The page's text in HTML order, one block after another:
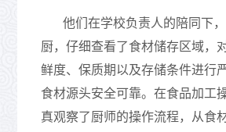
他们在学校负责人的陪同下，
厨，仔细查看了食材储存区域，
鲜度、保质期以及存储条件进行
食材源头安全可靠。在食品加工
真观察了厨师的操作流程，从食